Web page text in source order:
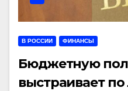
В РОССИИ ФИНАНСЫ
Бюджетную
выстраивает